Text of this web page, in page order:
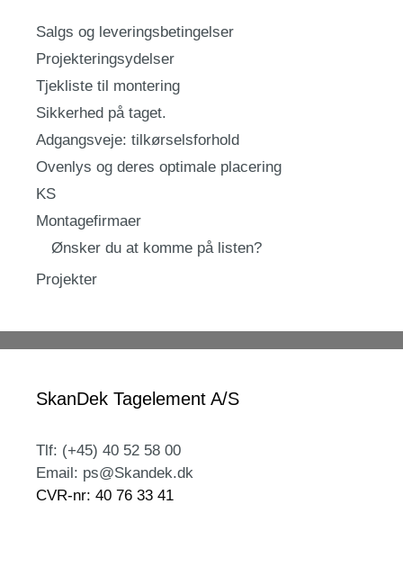
Salgs og leveringsbetingelser
Projekteringsydelser
Tjekliste til montering
Sikkerhed på taget.
Adgangsveje: tilkørselsforhold
Ovenlys og deres optimale placering
KS
Montagefirmaer
Ønsker du at komme på listen?
Projekter
SkanDek Tagelement A/S
Tlf: (+45) 40 52 58 00
Email: ps@Skandek.dk
CVR-nr: 40 76 33 41